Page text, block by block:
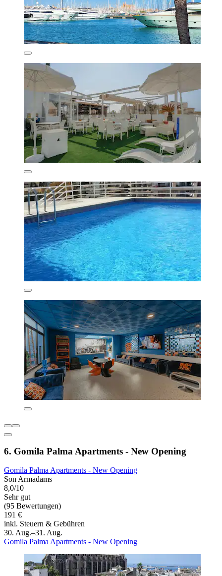
6. Gomila Palma Apartments - New Opening
Gomila Palma Apartments - New Opening
Son Armadams
8,0/10
Sehr gut
(95 Bewertungen)
191 €
inkl. Steuern & Gebühren
30. Aug.–31. Aug.
Gomila Palma Apartments - New Opening